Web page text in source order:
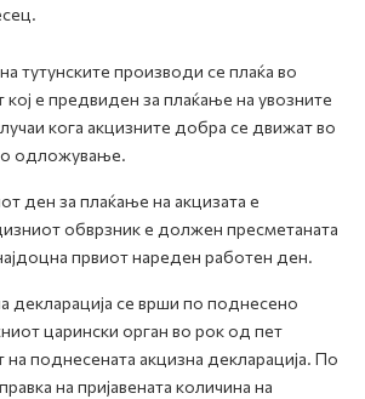
тутунските производи се плаќа во
кој е предвиден за плаќање на увозните
кога акцизните добра се движат во
одложување.
ден за плаќање на акцизата е
обврзник е должен пресметаната
првиот нареден работен ден.
декларација се врши по поднесено
царински орган во рок од пет
поднесената акцизна декларација. По
на пријавената количина на